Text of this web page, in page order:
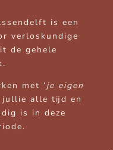
is een
verloskundige
de gehele
met ‘je eigen
jullie alle tijd en
is in deze